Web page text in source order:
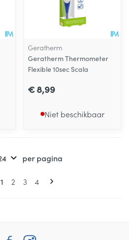
Geratherm
Geratherm Thermometer
Flexible 10sec Scala
€ 8,99
Niet beschikbaar
Pagina's
U lees momenteel pagina
1 Pagina
2 Pagina
3 Pagina
4
per pagina